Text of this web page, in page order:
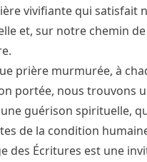
vivifiante qui satisfait
et, sur notre chemin
prière murmurée, à
portée, nous trouvons
guérison spirituelle,
de la condition
des Écritures est une